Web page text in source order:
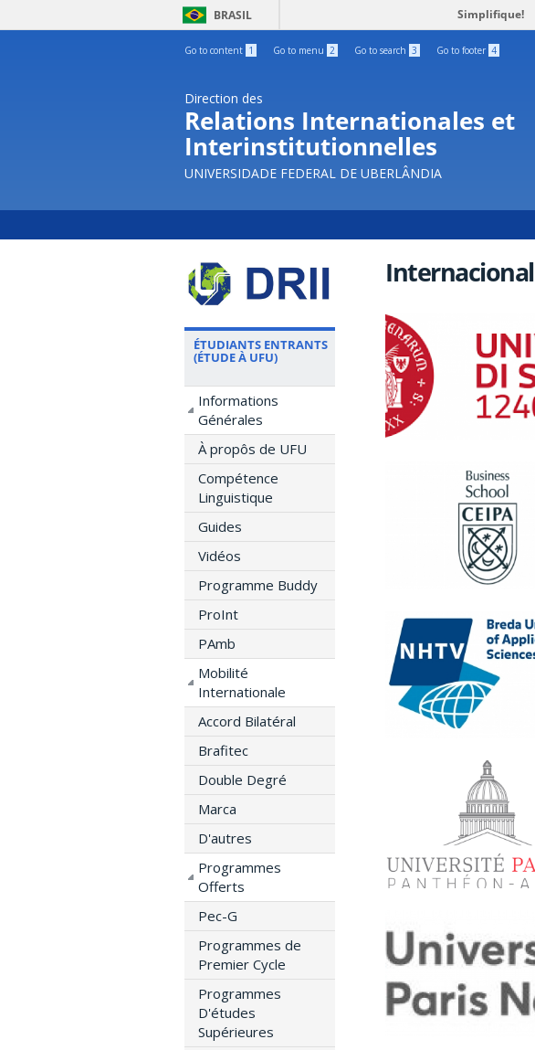
BRASIL Simplifique!
Go to content 1 Go to menu 2 Go to search 3 Go to footer 4
Direction des
Relations Internationales et
Interinstitutionnelles
UNIVERSIDADE FEDERAL DE UBERLÂNDIA
ÉTUDIANTS ENTRANTS
(ÉTUDE À UFU)
Informations
Générales
À propôs de UFU
Compétence
Linguistique
Guides
Vidéos
Programme Buddy
ProInt
PAmb
Mobilité
Internationale
Accord Bilatéral
Brafitec
Double Degré
Marca
D'autres
Programmes
Offerts
Pec-G
Programmes de
Premier Cycle
Programmes
D'études
Supérieures
Internacional